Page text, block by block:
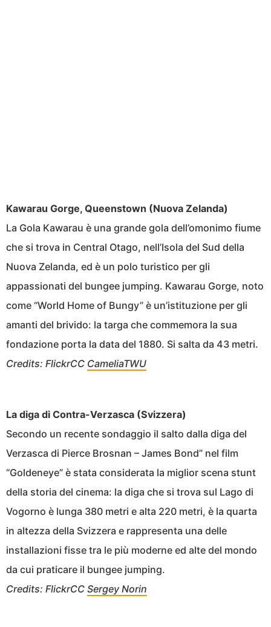
Kawarau Gorge, Queenstown (Nuova Zelanda)
La Gola Kawarau è una grande gola dell’omonimo fiume
che si trova in Central Otago, nell’Isola del Sud della
Nuova Zelanda, ed è un polo turistico per gli
appassionati del bungee jumping. Kawarau Gorge, noto
come “World Home of Bungy” è un’istituzione per gli
amanti del brivido: la targa che commemora la sua
fondazione porta la data del 1880. Si salta da 43 metri.
Credits: FlickrCC CameliaTWU
La diga di Contra-Verzasca (Svizzera)
Secondo un recente sondaggio il salto dalla diga del
Verzasca di Pierce Brosnan – James Bond” nel film
“Goldeneye” è stata considerata la miglior scena stunt
della storia del cinema: la diga che si trova sul Lago di
Vogorno è lunga 380 metri e alta 220 metri, è la quarta
in altezza della Svizzera e rappresenta una delle
installazioni fisse tra le più moderne ed alte del mondo
da cui praticare il bungee jumping.
Credits: FlickrCC Sergey Norin